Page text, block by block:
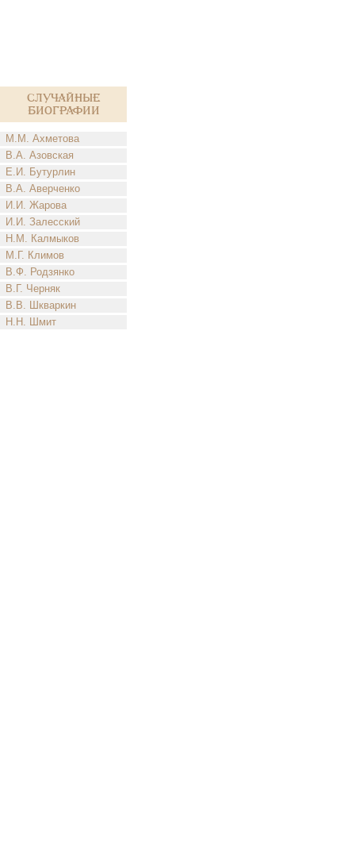
Случайные
биографии
М.М. Ахметова
В.А. Азовская
Е.И. Бутурлин
В.А. Аверченко
И.И. Жарова
И.И. Залесский
Н.М. Калмыков
М.Г. Климов
В.Ф. Родзянко
В.Г. Черняк
В.В. Шкваркин
Н.Н. Шмит